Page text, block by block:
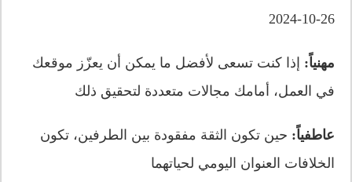
2024-10-26
مهنياً: إذا كنت تسعى لأفضل ما يمكن أن يعزّز موقعك
في العمل، أمامك مجالات متعددة لتحقيق ذلك
عاطفياً: حين تكون الثقة مفقودة بين الطرفين، تكون
الخلافات العنوان اليومي لحياتهما